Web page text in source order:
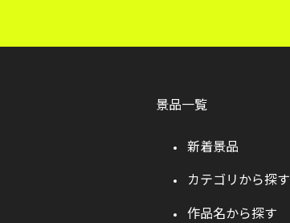
景品一覧
新着景品
カテゴリから探す
作品名から探す